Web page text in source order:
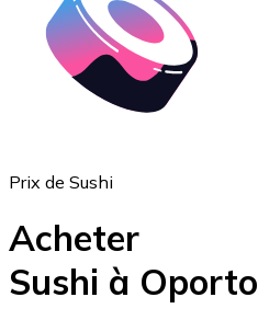
Ethereum
ETH
Prix de Sushi
Acheter
Sushi à Oporto